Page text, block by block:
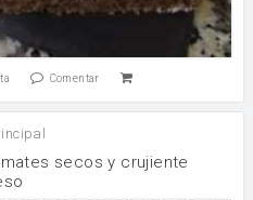
Comentar
secos y crujiente